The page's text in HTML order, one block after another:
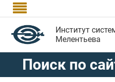

Институт
Мелентьева
Поиск по